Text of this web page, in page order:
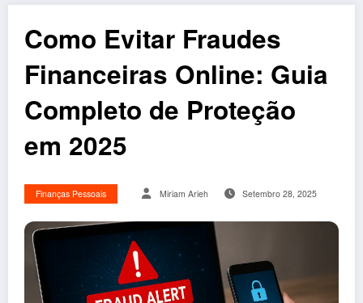
Como Evitar Fraudes
Financeiras Online: Guia
Completo de Proteção
em 2025
Finanças Pessoais Miriam Arieh Setembro 28, 2025